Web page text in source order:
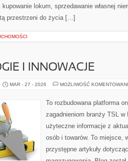
lokum, sprzedawanie własnej
przestrzeni do życia […]
I INNOWACJE
MAR - 27 - 2026 MOŻLIWOŚĆ
To rozbudowana platforma
zagadnieniom branży TSL w
użyteczne informacje z
osób i towarów. To miejsce,
przystępne artykuły